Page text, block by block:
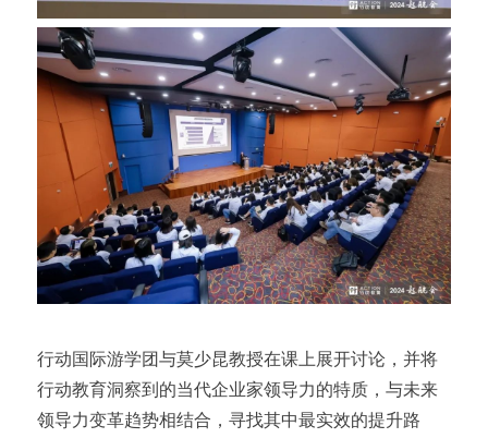
行动国际游学团与莫少昆教授在课上展开讨论，并将
行动教育洞察到的当代企业家领导力的特质，与未来
领导力变革趋势相结合，寻找其中最实效的提升路